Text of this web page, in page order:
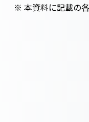
※ 本資料に記載の